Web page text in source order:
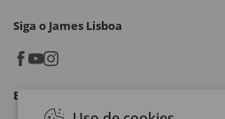
Siga o James Lisboa
Baixe o App